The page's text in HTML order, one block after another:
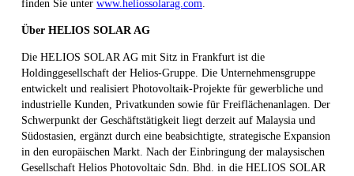
finden Sie unter www.heliossolarag.com
Über HELIOS SOLAR AG
Die HELIOS SOLAR AG mit Sitz in Frankfurt ist die
Holdinggesellschaft der Helios-Gruppe. Die Unternehmensgruppe
entwickelt und realisiert Photovoltaik-Projekte für gewerbliche und
industrielle Kunden, Privatkunden sowie für Freiflächenanlagen. Der
Schwerpunkt der Geschäftstätigkeit liegt derzeit auf Malaysia und
Südostasien, ergänzt durch eine beabsichtigte, strategische Expansion
in den europäischen Markt. Nach der Einbringung der malaysischen
Gesellschaft Helios Photovoltaic Sdn. Bhd. in die HELIOS SOLAR